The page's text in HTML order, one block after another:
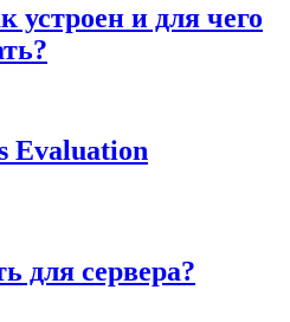
устроен и для чего
Evaluation
для сервера?